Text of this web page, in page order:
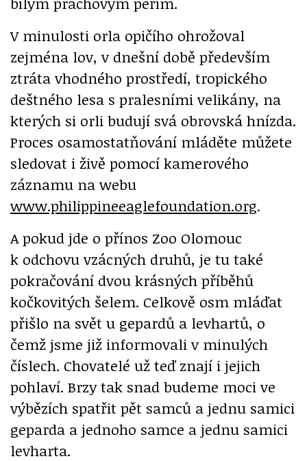
V minulosti orla opičího ohrožoval
zejména lov, v dnešní době především
ztráta vhodného prostředí, tropického
deštného lesa s pralesními velikány, na
kterých si orli budují svá obrovská hnízda.
Proces osamostatňování mláděte můžete
sledovat i živě pomocí kamerového
záznamu na webu
www.philippineeaglefoundation.org.
A pokud jde o přínos Zoo Olomouc
k odchovu vzácných druhů, je tu také
pokračování dvou krásných příběhů
kočkovitých šelem. Celkově osm mláďat
přišlo na svět u gepardů a levhartů, o
čemž jsme již informovali v minulých
číslech. Chovatelé už teď znají i jejich
pohlaví. Brzy tak snad budeme moci ve
výbězích spatřit pět samců a jednu samici
geparda a jednoho samce a jednu samici
levharta.